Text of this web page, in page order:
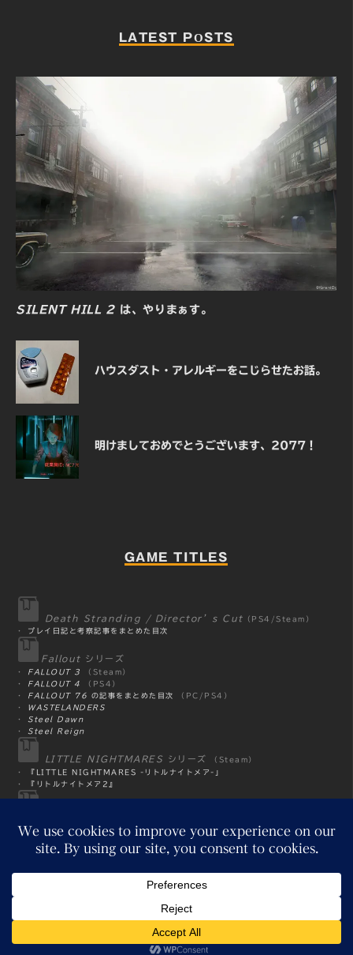
LATEST POSTS
SILENT HILL 2 は、やりまぁす。
ハウスダスト・アレルギーをこじらせたお話。
明けましておめでとうございます、2077！
GAME TITLES
Death Stranding / Director’s Cut （PS4/Steam）
・
プレイ日記と考察記事をまとめた目次
Fallout シリーズ
・ FALLOUT 3
（Steam）
・
FALLOUT 4
（PS4）
・
FALLOUT 76 の記事をまとめた目次
（PC/PS4）
・
WASTELANDERS
・
Steel Dawn
・
Steel Reign
LITTLE NIGHTMARES シリーズ
（Steam）
・
『LITTLE NIGHTMARES -リトルナイトメア-」
・
『リトルナイトメア2』
・ Fall Guys: Ultimate Knockout
・Infliction Extended Out（Steam）
Phasmophobia（Steam）